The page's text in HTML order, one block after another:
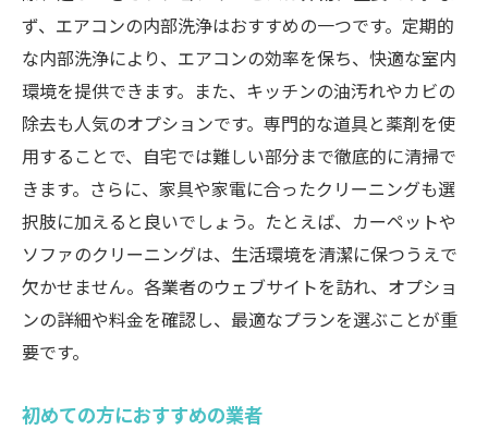
ず、エアコンの内部洗浄はおすすめの一つです。定期的
な内部洗浄により、エアコンの効率を保ち、快適な室内
環境を提供できます。また、キッチンの油汚れやカビの
除去も人気のオプションです。専門的な道具と薬剤を使
用することで、自宅では難しい部分まで徹底的に清掃で
きます。さらに、家具や家電に合ったクリーニングも選
択肢に加えると良いでしょう。たとえば、カーペットや
ソファのクリーニングは、生活環境を清潔に保つうえで
欠かせません。各業者のウェブサイトを訪れ、オプショ
ンの詳細や料金を確認し、最適なプランを選ぶことが重
要です。
初めての方におすすめの業者